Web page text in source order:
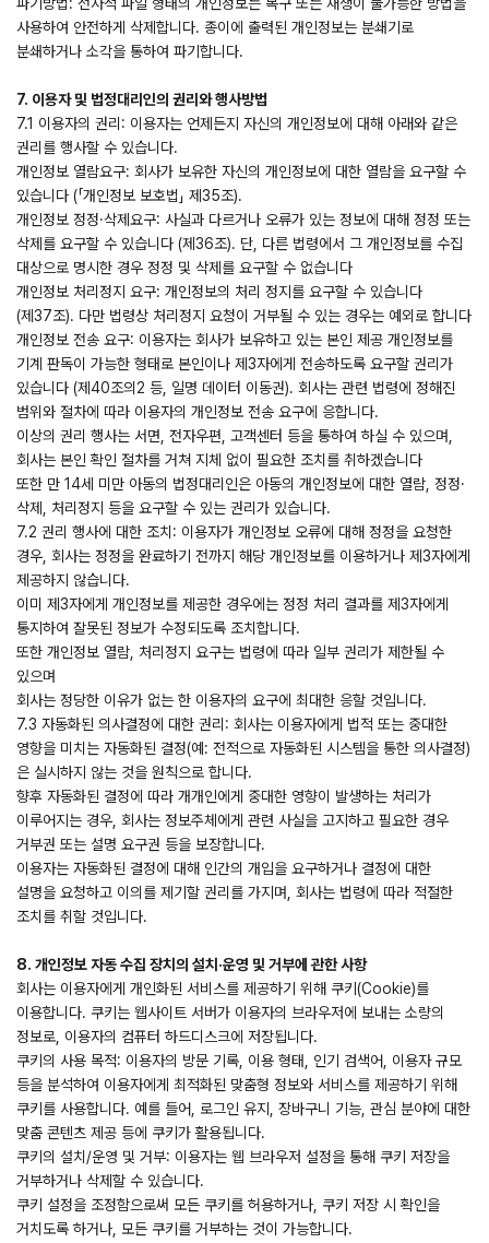
사용하여 안전하게 삭제합니다. 종이에 출력된 개인정보는 분쇄기로
분쇄하거나 소각을 통하여 파기합니다.
7. 이용자 및 법정대리인의 권리와 행사방법
7.1 이용자의 권리: 이용자는 언제든지 자신의 개인정보에 대해 아래와 같은
권리를 행사할 수 있습니다.
개인정보 열람요구: 회사가 보유한 자신의 개인정보에 대한 열람을 요구할 수
있습니다 (「개인정보 보호법」 제35조).
개인정보 정정·삭제요구: 사실과 다르거나 오류가 있는 정보에 대해 정정 또는
삭제를 요구할 수 있습니다 (제36조). 단, 다른 법령에서 그 개인정보를 수집
대상으로 명시한 경우 정정 및 삭제를 요구할 수 없습니다
개인정보 처리정지 요구: 개인정보의 처리 정지를 요구할 수 있습니다
(제37조). 다만 법령상 처리정지 요청이 거부될 수 있는 경우는 예외로 합니다
개인정보 전송 요구: 이용자는 회사가 보유하고 있는 본인 제공 개인정보를
기계 판독이 가능한 형태로 본인이나 제3자에게 전송하도록 요구할 권리가
있습니다 (제40조의2 등, 일명 데이터 이동권). 회사는 관련 법령에 정해진
범위와 절차에 따라 이용자의 개인정보 전송 요구에 응합니다.
이상의 권리 행사는 서면, 전자우편, 고객센터 등을 통하여 하실 수 있으며,
회사는 본인 확인 절차를 거쳐 지체 없이 필요한 조치를 취하겠습니다
또한 만 14세 미만 아동의 법정대리인은 아동의 개인정보에 대한 열람, 정정·
삭제, 처리정지 등을 요구할 수 있는 권리가 있습니다.
7.2 권리 행사에 대한 조치: 이용자가 개인정보 오류에 대해 정정을 요청한
경우, 회사는 정정을 완료하기 전까지 해당 개인정보를 이용하거나 제3자에게
제공하지 않습니다.
이미 제3자에게 개인정보를 제공한 경우에는 정정 처리 결과를 제3자에게
통지하여 잘못된 정보가 수정되도록 조치합니다.
또한 개인정보 열람, 처리정지 요구는 법령에 따라 일부 권리가 제한될 수
있으며
회사는 정당한 이유가 없는 한 이용자의 요구에 최대한 응할 것입니다.
7.3 자동화된 의사결정에 대한 권리: 회사는 이용자에게 법적 또는 중대한
영향을 미치는 자동화된 결정(예: 전적으로 자동화된 시스템을 통한 의사결정)
은 실시하지 않는 것을 원칙으로 합니다.
향후 자동화된 결정에 따라 개개인에게 중대한 영향이 발생하는 처리가
이루어지는 경우, 회사는 정보주체에게 관련 사실을 고지하고 필요한 경우
거부권 또는 설명 요구권 등을 보장합니다.
이용자는 자동화된 결정에 대해 인간의 개입을 요구하거나 결정에 대한
설명을 요청하고 이의를 제기할 권리를 가지며, 회사는 법령에 따라 적절한
조치를 취할 것입니다.
8. 개인정보 자동 수집 장치의 설치·운영 및 거부에 관한 사항
회사는 이용자에게 개인화된 서비스를 제공하기 위해 쿠키(Cookie)를
이용합니다. 쿠키는 웹사이트 서버가 이용자의 브라우저에 보내는 소량의
정보로, 이용자의 컴퓨터 하드디스크에 저장됩니다.
쿠키의 사용 목적: 이용자의 방문 기록, 이용 형태, 인기 검색어, 이용자 규모
등을 분석하여 이용자에게 최적화된 맞춤형 정보와 서비스를 제공하기 위해
쿠키를 사용합니다. 예를 들어, 로그인 유지, 장바구니 기능, 관심 분야에 대한
맞춤 콘텐츠 제공 등에 쿠키가 활용됩니다.
쿠키의 설치/운영 및 거부: 이용자는 웹 브라우저 설정을 통해 쿠키 저장을
거부하거나 삭제할 수 있습니다.
쿠키 설정을 조정함으로써 모든 쿠키를 허용하거나, 쿠키 저장 시 확인을
거치도록 하거나, 모든 쿠키를 거부하는 것이 가능합니다.